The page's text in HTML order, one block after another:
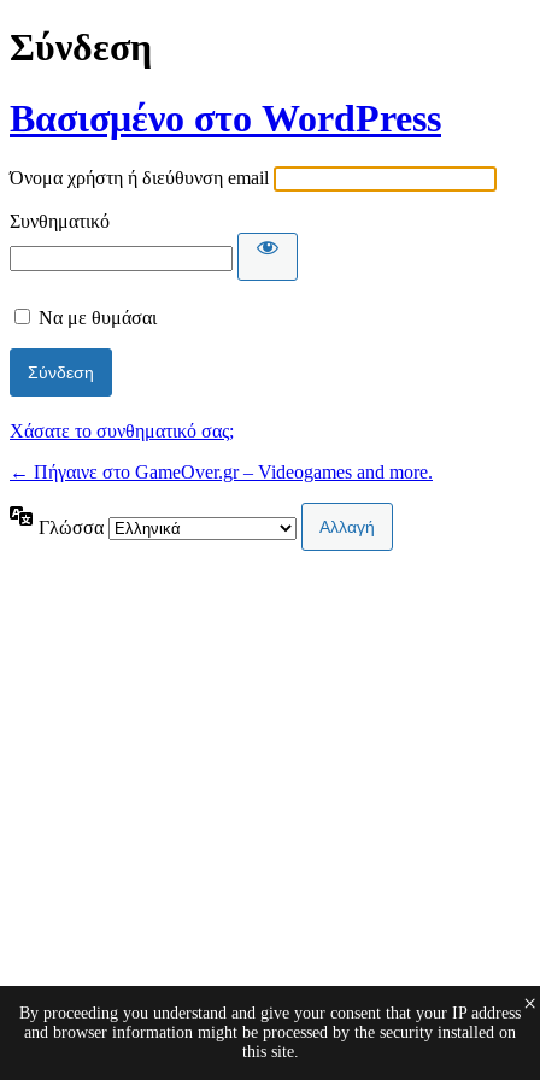
Σύνδεση
Βασισμένο στο WordPress
Όνομα χρήστη ή διεύθυνση email
Συνθηματικό
Να με θυμάσαι
Χάσατε το συνθηματικό σας;
← Πήγαινε στο GameOver.gr – Videogames and more.
Γλώσσα
By proceeding you understand and give your consent that your IP address
and browser information might be processed by the security installed on
this site.
×